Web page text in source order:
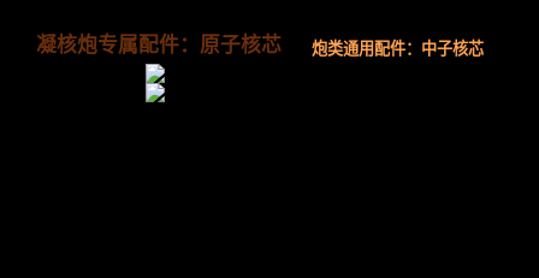
凝核炮专属配件：原子核芯 炮类通用配件：中子核芯